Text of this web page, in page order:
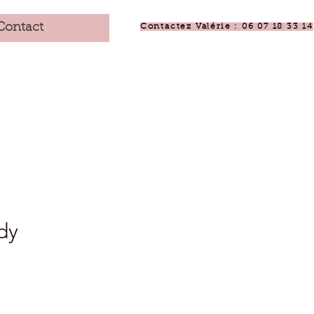
Contactez Valérie : 06 07 18 33 14